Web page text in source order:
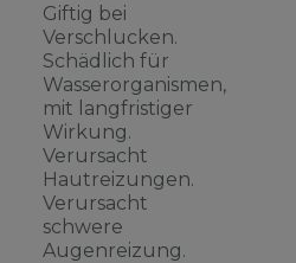
Giftig bei
Verschlucken.
Schädlich für
Wasserorganismen,
mit langfristiger
Wirkung.
Verursacht
Hautreizungen.
Verursacht
schwere
Augenreizung.